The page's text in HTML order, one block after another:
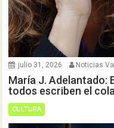
julio 31, 2026 Noticias
María J. Adelantado:
todos escriben el
CULTURA